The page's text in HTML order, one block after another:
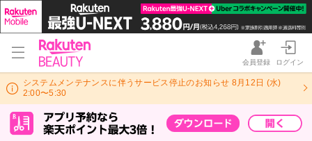
会員登録 ログイン
システムメンテナンスに伴うサービス停止のお知らせ 8月12日 (水)
2:00〜5:30